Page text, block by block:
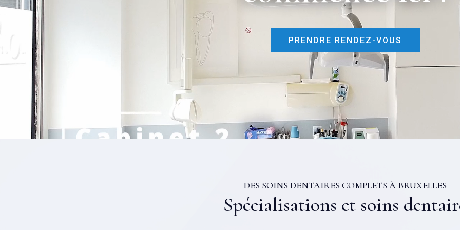
PRENDRE RENDEZ-VOUS
DES SOINS DENTAIRES COMPLETS À BRUXELLES
Spécialisations et soins